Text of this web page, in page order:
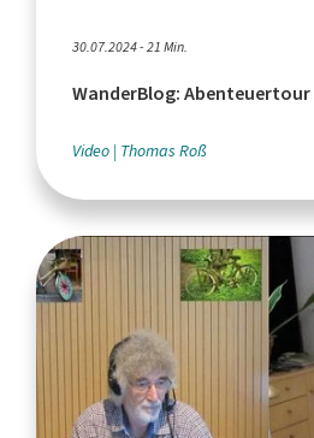
30.07.2024 - 21 Min.
WanderBlog:
Video Thomas Roß